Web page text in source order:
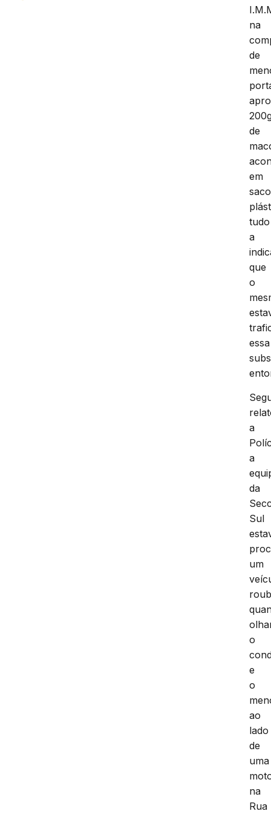
na
de
de
em
saco
tudo
a
que
o
essa
a
a
da
Sul
um
o
e
o
ao
lado
de
uma
na
Rua